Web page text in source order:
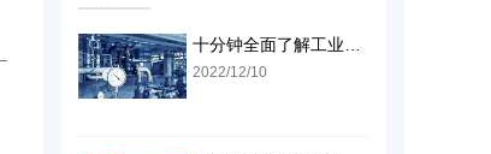
2022/12/10